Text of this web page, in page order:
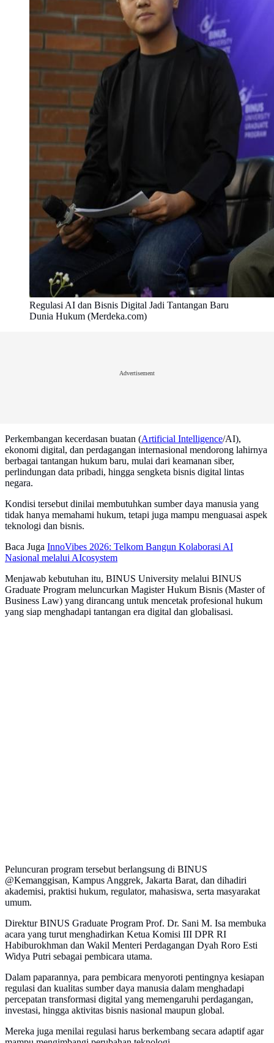
Regulasi AI dan Bisnis Digital Jadi Tantangan Baru
Dunia Hukum (Merdeka.com)
Advertisement
Perkembangan kecerdasan buatan (Artificial Intelligence/AI),
ekonomi digital, dan perdagangan internasional mendorong lahirnya
berbagai tantangan hukum baru, mulai dari keamanan siber,
perlindungan data pribadi, hingga sengketa bisnis digital lintas
negara.
Kondisi tersebut dinilai membutuhkan sumber daya manusia yang
tidak hanya memahami hukum, tetapi juga mampu menguasai aspek
teknologi dan bisnis.
Baca Juga InnoVibes 2026: Telkom Bangun Kolaborasi AI
Nasional melalui AIcosystem
Menjawab kebutuhan itu, BINUS University melalui BINUS
Graduate Program meluncurkan Magister Hukum Bisnis (Master of
Business Law) yang dirancang untuk mencetak profesional hukum
yang siap menghadapi tantangan era digital dan globalisasi.
Peluncuran program tersebut berlangsung di BINUS
@Kemanggisan, Kampus Anggrek, Jakarta Barat, dan dihadiri
akademisi, praktisi hukum, regulator, mahasiswa, serta masyarakat
umum.
Direktur BINUS Graduate Program Prof. Dr. Sani M. Isa membuka
acara yang turut menghadirkan Ketua Komisi III DPR RI
Habiburokhman dan Wakil Menteri Perdagangan Dyah Roro Esti
Widya Putri sebagai pembicara utama.
Dalam paparannya, para pembicara menyoroti pentingnya kesiapan
regulasi dan kualitas sumber daya manusia dalam menghadapi
percepatan transformasi digital yang memengaruhi perdagangan,
investasi, hingga aktivitas bisnis nasional maupun global.
Mereka juga menilai regulasi harus berkembang secara adaptif agar